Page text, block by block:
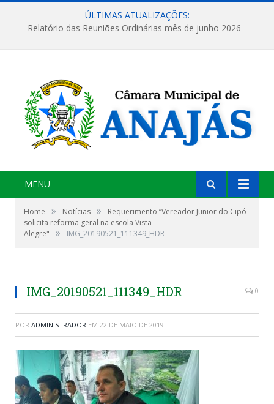
ÚLTIMAS ATUALIZAÇÕES:
Relatório das Reuniões Ordinárias mês de junho 2026
MENU
Home » Notícias »
Requerimento “Vereador Junior do Cipó
solicita reforma geral na escola Vista
Alegre"
» IMG_20190521_111349_HDR
IMG_20190521_111349_HDR 0
POR ADMINISTRADOR EM 22 DE MAIO DE 2019